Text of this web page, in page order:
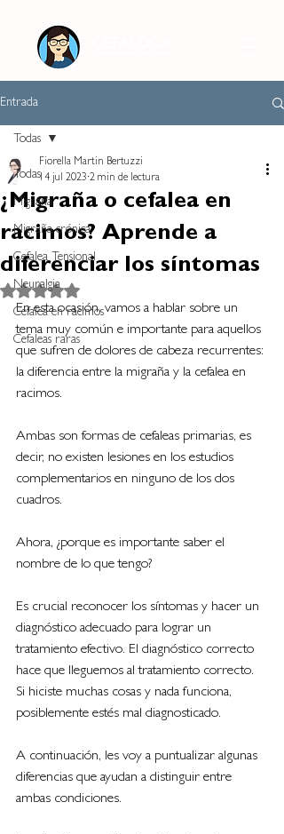
Entrada
Todas
Migraña
Migraña crónica
Cefalea Tensional
Neuralgia
Cefalea en racimos
Cefaleas raras
Todas
¿Migraña o cefalea en
racimos? Aprende a
diferenciar los síntomas
Fiorella Martin Bertuzzi
14 jul 2023 2 min de lectura
Obtuvo NaN de 5 estrellas.
En esta ocasión, vamos a hablar sobre un
tema muy común e importante para aquellos
que sufren de dolores de cabeza recurrentes:
la diferencia entre la migraña y la cefalea en
racimos.
Ambas son formas de cefaleas primarias, es
decir, no existen lesiones en los estudios
complementarios en ninguno de los dos
cuadros.
Ahora, ¿porque es importante saber el
nombre de lo que tengo?
Es crucial reconocer los síntomas y hacer un
diagnóstico adecuado para lograr un
tratamiento efectivo. El diagnóstico correcto
hace que lleguemos al tratamiento correcto.
Si hiciste muchas cosas y nada funciona,
posiblemente estés mal diagnosticado.
A continuación, les voy a puntualizar algunas
diferencias que ayudan a distinguir entre
ambas condiciones.